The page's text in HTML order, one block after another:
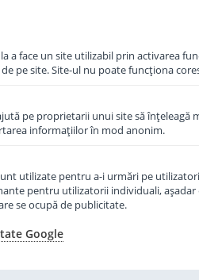
2 Organic
a face un site utilizabil prin activarea
pe site. Site-ul nu poate funcţiona
pe proprietarii unui site să înţeleagă
informaţiilor în mod anonim.
utilizate pentru a-i urmări pe
pentru utilizatorii individuali,
se ocupă de publicitate.
Google